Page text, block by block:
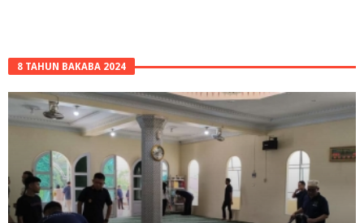
8 TAHUN BAKABA 2024